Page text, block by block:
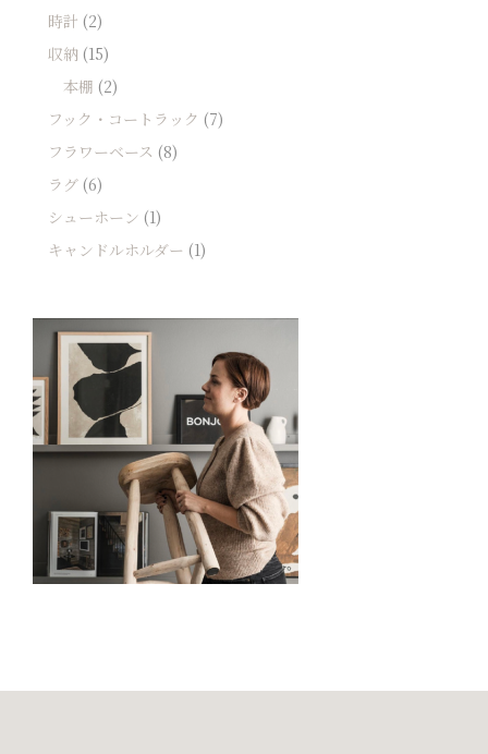
時計 (2)
収納 (15)
本棚 (2)
フック・コートラック (7)
フラワーベース (8)
ラグ (6)
シューホーン (1)
キャンドルホルダー (1)